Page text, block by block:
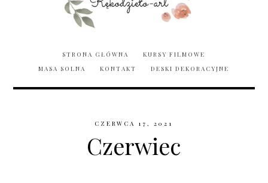
STRONA GŁÓWNA
KURSY FILMOWE
MASA SOLNA
KONTAKT DESKI DEKORACYJNE
CZERWCA 17, 2021
Czerwiec